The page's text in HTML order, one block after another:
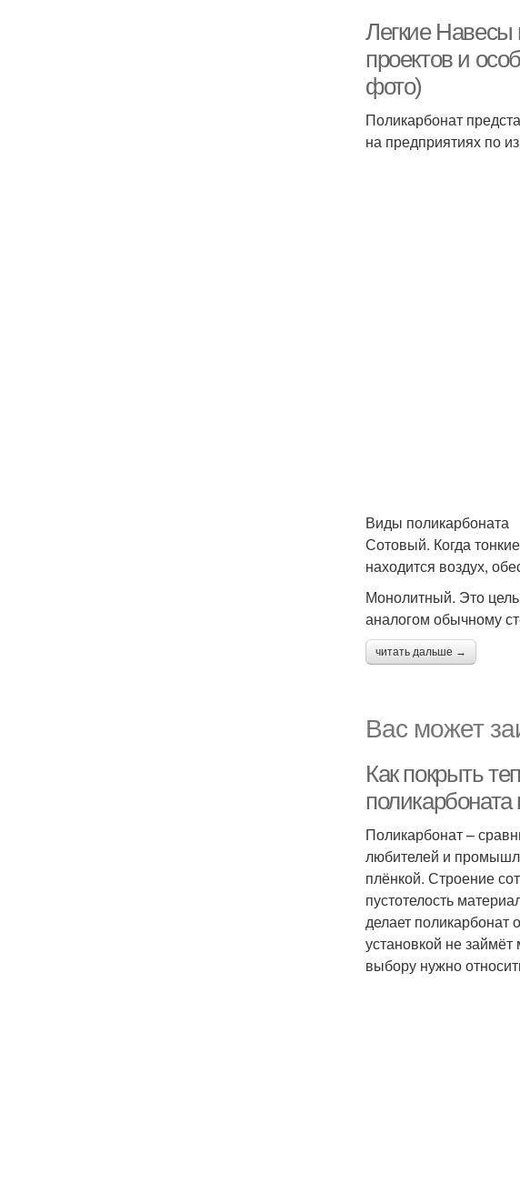
Легкие Навесы
проектов и
фото)
Поликарбонат
на предприятиях по
Виды поликарбоната
Сотовый. Когда
находится воздух,
Монолитный. Это
аналогом обычному
читать дальше →
Вас может
Как покрыть
поликарбоната
Поликарбонат –
любителей и
плёнкой. Строение
пустотелость
делает
установкой не
выбору нужно